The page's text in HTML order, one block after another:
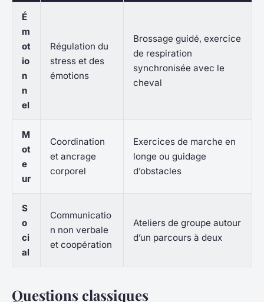
É
m
ot
io
n
n
el
Régulation du
stress et des
émotions
Brossage guidé, exercice
de respiration
synchronisée avec le
cheval
M
ot
e
ur
Coordination
et ancrage
corporel
Exercices de marche en
longe ou guidage
d’obstacles
S
o
ci
al
Communicatio
n non verbale
et coopération
Ateliers de groupe autour
d’un parcours à deux
Questions classiques